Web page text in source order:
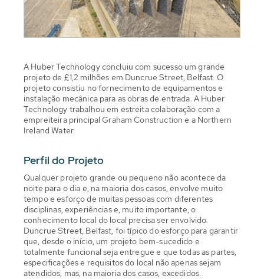
A Huber Technology concluiu com sucesso um grande
projeto de £1,2 milhões em Duncrue Street, Belfast. O
projeto consistiu no fornecimento de equipamentos e
instalação mecânica para as obras de entrada. A Huber
Technology trabalhou em estreita colaboração com a
empreiteira principal Graham Construction e a Northern
Ireland Water.
Perfil do Projeto
Qualquer projeto grande ou pequeno não acontece da
noite para o dia e, na maioria dos casos, envolve muito
tempo e esforço de muitas pessoas com diferentes
disciplinas, experiências e, muito importante, o
conhecimento local do local precisa ser envolvido.
Duncrue Street, Belfast, foi típico do esforço para garantir
que, desde o início, um projeto bem-sucedido e
totalmente funcional seja entregue e que todas as partes,
especificações e requisitos do local não apenas sejam
atendidos, mas, na maioria dos casos, excedidos.